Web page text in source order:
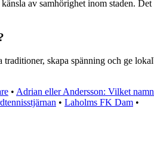
av samhörighet inom staden.
skapa spänning och ge
• Adrian eller Andersson: Vilket
• Laholms FK Dam •